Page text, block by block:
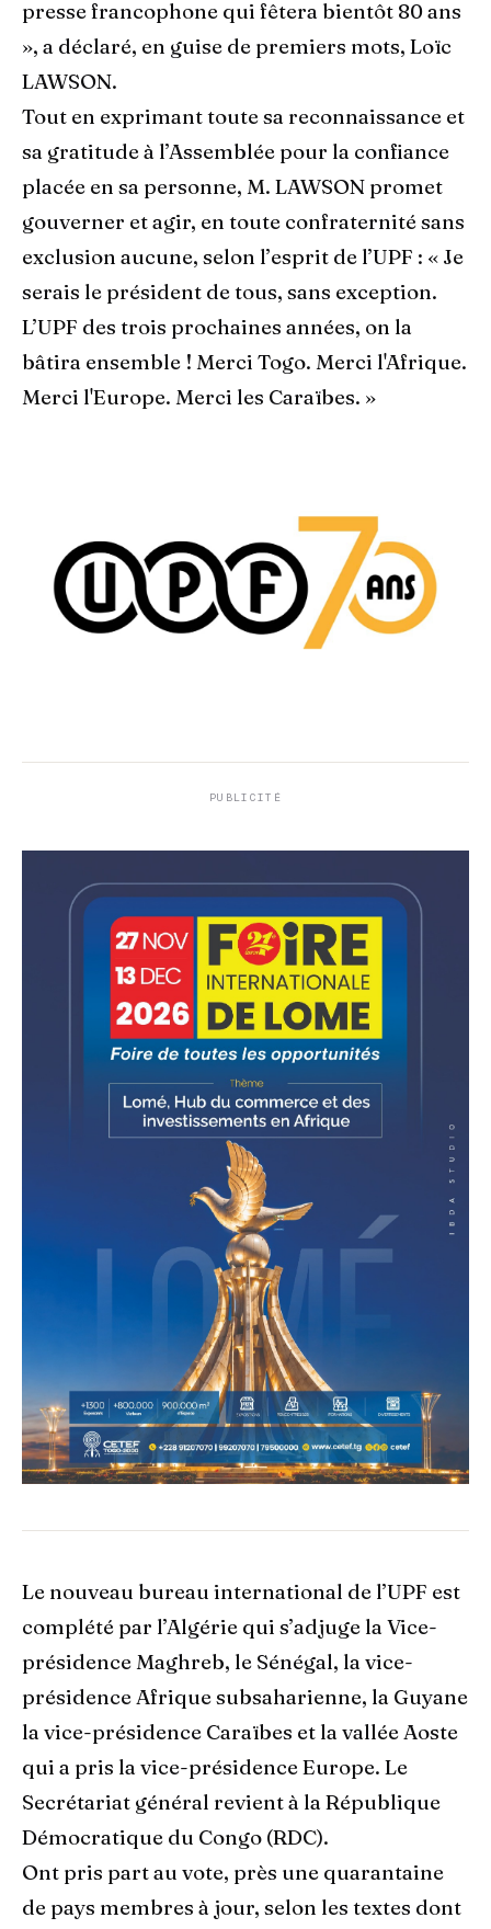
presse francophone qui fêtera bientôt 80 ans
», a déclaré, en guise de premiers mots, Loïc
LAWSON.
Tout en exprimant toute sa reconnaissance et
sa gratitude à l’Assemblée pour la confiance
placée en sa personne, M. LAWSON promet
gouverner et agir, en toute confraternité sans
exclusion aucune, selon l’esprit de l’UPF : « Je
serais le président de tous, sans exception.
L’UPF des trois prochaines années, on la
bâtira ensemble ! Merci Togo. Merci l'Afrique.
Merci l'Europe. Merci les Caraïbes. »
PUBLICITÉ
Le nouveau bureau international de l’UPF est
complété par l’Algérie qui s’adjuge la Vice-
présidence Maghreb, le Sénégal, la vice-
présidence Afrique subsaharienne, la Guyane
la vice-présidence Caraïbes et la vallée Aoste
qui a pris la vice-présidence Europe. Le
Secrétariat général revient à la République
Démocratique du Congo (RDC).
Ont pris part au vote, près une quarantaine
de pays membres à jour, selon les textes dont